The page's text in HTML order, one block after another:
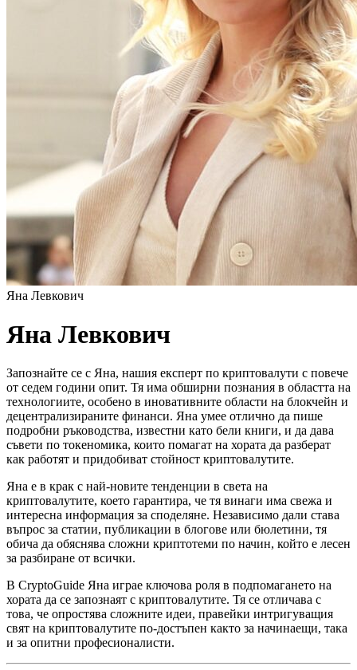
Яна Левкович
Яна Левкович
Запознайте се с Яна, нашия експерт по криптовалути с повече
от седем години опит. Тя има обширни познания в областта на
технологиите, особено в иновативните области на блокчейн и
децентрализираните финанси. Яна умее отлично да пише
подробни ръководства, известни като бели книги, и да дава
съвети по токеномика, които помагат на хората да разберат
как работят и придобиват стойност криптовалутите.
Яна е в крак с най-новите тенденции в света на
криптовалутите, което гарантира, че тя винаги има свежа и
интересна информация за споделяне. Независимо дали става
въпрос за статии, публикации в блогове или бюлетини, тя
обича да обяснява сложни криптотеми по начин, който е лесен
за разбиране от всички.
В CryptoGuide Яна играе ключова роля в подпомагането на
хората да се запознаят с криптовалутите. Тя се отличава с
това, че опростява сложните идеи, правейки интригуващия
свят на криптовалутите по-достъпен както за начинаещи, така
и за опитни професионалисти.